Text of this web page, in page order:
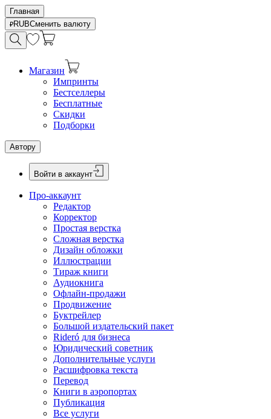
Главная
RUBСменить валюту
Магазин
Импринты
Бестселлеры
Бесплатные
Скидки
Подборки
Автору
Войти в аккаунт
Про-аккаунт
Редактор
Корректор
Простая верстка
Сложная верстка
Дизайн обложки
Иллюстрации
Тираж книги
Аудиокнига
Офлайн-продажи
Продвижение
Буктрейлер
Большой издательский пакет
Rideró для бизнеса
Юридический советник
Дополнительные услуги
Расшифровка текста
Перевод
Книги в аэропортах
Публикация
Все услуги